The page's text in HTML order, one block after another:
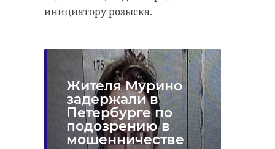
инициатору розыска.
Жителя Мурино
задержали в
Петербурге по
подозрению в
мошенничестве